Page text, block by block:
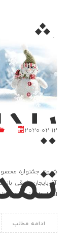
شروع جشنواره
آذربایجان شرقی
اذربایجان شرقی در
ادامه مطلب
2020-02-12